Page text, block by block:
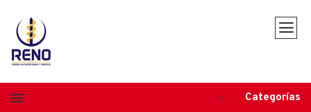
Categorías